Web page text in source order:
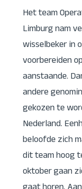
Het team
Limburg nam
wisselbeker in
voorbereiden
aanstaande.
andere
gekozen te
Nederland.
beloofde zich
dit team hoog
oktober gaan